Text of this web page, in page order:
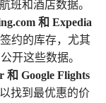
班和酒店数据。
和 Expedia
约的库存，尤其
开这些数据。
和 Google Flights
找到最优惠的价